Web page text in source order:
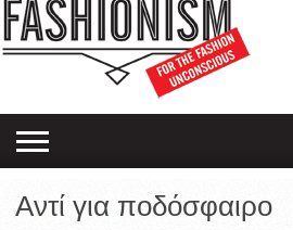
Αντί για ποδόσφαιρο